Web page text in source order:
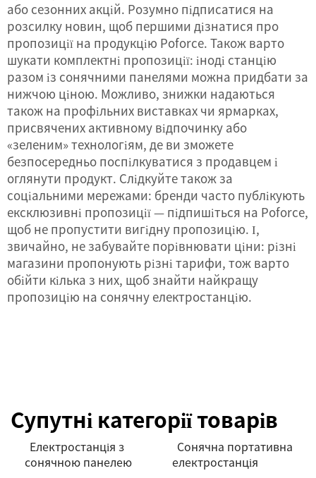
або сезонних акцій. Розумно підписатися на
розсилку новин, щоб першими дізнатися про
пропозиції на продукцію Poforce. Також варто
шукати комплектні пропозиції: іноді станцію
разом із сонячними панелями можна придбати за
нижчою ціною. Можливо, знижки надаються
також на профільних виставках чи ярмарках,
присвячених активному відпочинку або
«зеленим» технологіям, де ви зможете
безпосередньо поспілкуватися з продавцем і
оглянути продукт. Слідкуйте також за
соціальними мережами: бренди часто публікують
ексклюзивні пропозиції — підпишіться на Poforce,
щоб не пропустити вигідну пропозицію. І,
звичайно, не забувайте порівнювати ціни: різні
магазини пропонують різні тарифи, тож варто
обійти кілька з них, щоб знайти найкращу
пропозицію на сонячну електростанцію.
Супутні категорії товарів
Електростанція з
сонячною панелею
Сонячна портативна
електростанція